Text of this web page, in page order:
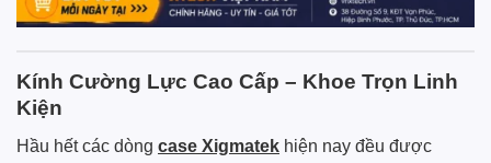
Kính Cường Lực Cao Cấp – Khoe Trọn Linh
Kiện
Hầu hết các dòng case Xigmatek hiện nay đều được